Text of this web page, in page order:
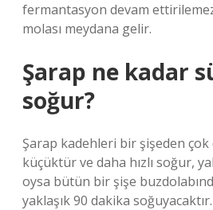
fermantasyon devam
molası meydana gelir.
Şarap ne kadar
soğur?
Şarap kadehleri ​​bir şişeden çok
küçüktür ve daha hızlı soğur,
oysa bütün bir şişe
yaklaşık 90 dakika